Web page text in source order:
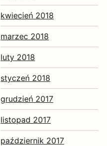
kwiecień 2018
marzec 2018
luty 2018
styczeń 2018
grudzień 2017
listopad 2017
październik 2017